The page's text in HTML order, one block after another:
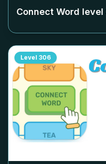
Connect Word level
Level 306